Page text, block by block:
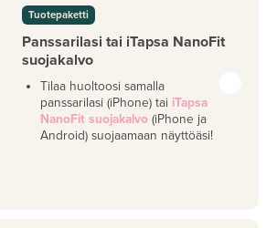
Tuotepaketti
Panssarilasi tai iTapsa NanoFit
suojakalvo
Tilaa huoltoosi samalla
panssarilasi (iPhone) tai iTapsa
NanoFit suojakalvo (iPhone ja
Android) suojaamaan näyttöäsi!